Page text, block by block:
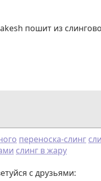
пошит из
переноска-слинг
слинг в жару
с друзьями: